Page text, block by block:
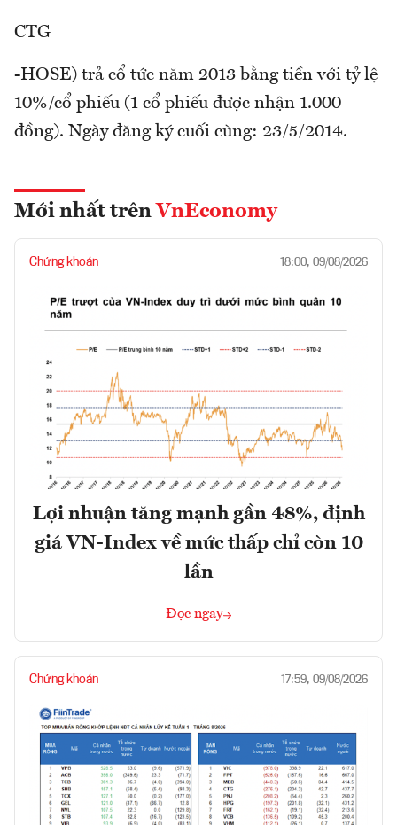
CTG
-HOSE) trả cổ tức năm 2013 bằng tiền với tỷ lệ
10%/cổ phiếu (1 cổ phiếu được nhận 1.000
đồng). Ngày đăng ký cuối cùng: 23/5/2014.
Mới nhất trên VnEconomy
Chứng khoán 18:00, 09/08/2026
Lợi nhuận tăng mạnh gần 48%, định
giá VN-Index về mức thấp chỉ còn 10
lần
Đọc ngay
Chứng khoán 17:59, 09/08/2026